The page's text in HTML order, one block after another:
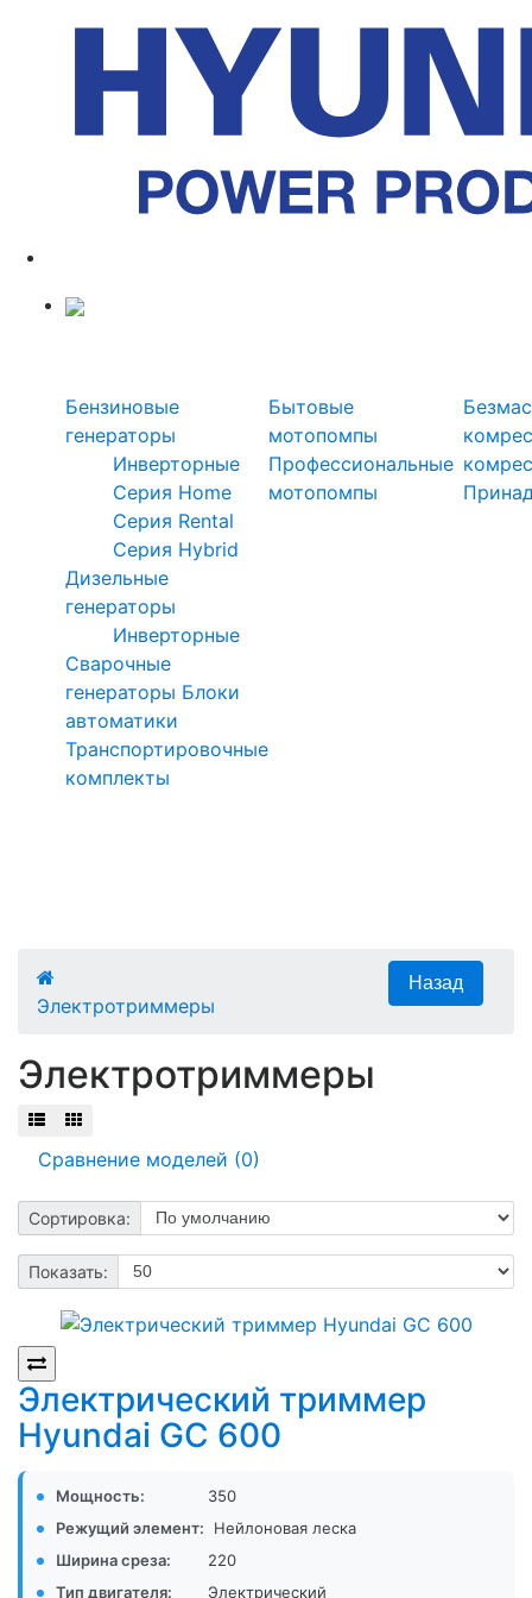
Бензиновые
генераторы
Инверторные
Серия Home
Серия Rental
Серия Hybrid
Дизельные
генераторы
Инверторные
Сварочные
генераторы Блоки
автоматики
Транспортировочные
комплекты
Бытовые
мотопомпы
Профессиональные
мотопомпы
Электротриммеры
Электротриммеры
Сравнение моделей (0)
Сортировка:
Показать:
Электрический триммер
Hyundai GC 600
Мощность:
350
Режущий элемент:
Нейлоновая леска
Ширина среза:
220
Тип двигателя:
Электрический